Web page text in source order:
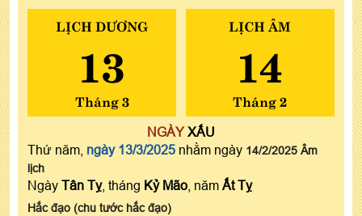
LỊCH DƯƠNG
13
Tháng 3
LỊCH ÂM
14
Tháng 2
NGÀYXẤU
Thứ năm, ngày 13/3/2025 nhằm ngày 14/2/2025 Âm
lịch
Ngày Tân Tỵ, tháng Kỷ Mão , năm Ất Tỵ
Hắc đạo (chu tước hắc đạo)